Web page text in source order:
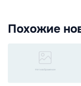
Похожие